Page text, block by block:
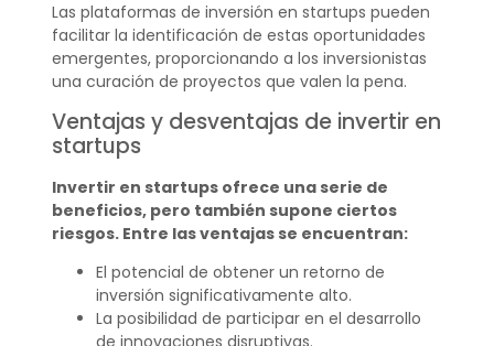
Las plataformas de inversión en startups pueden
facilitar la identificación de estas oportunidades
emergentes, proporcionando a los inversionistas
una curación de proyectos que valen la pena.
Ventajas y desventajas de invertir en
startups
Invertir en startups ofrece una serie de
beneficios, pero también supone ciertos
riesgos. Entre las ventajas se encuentran:
El potencial de obtener un retorno de
inversión significativamente alto.
La posibilidad de participar en el desarrollo